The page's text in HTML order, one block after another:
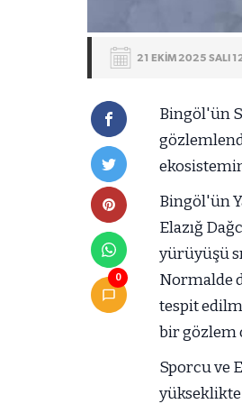
21 EKİM 2025 SALI
0
Bingöl'ün
Bingöl'ün
Elazığ
yürüyüşü
Normalde
tespit
bir gözlem
Sporcu ve
yükseklikte